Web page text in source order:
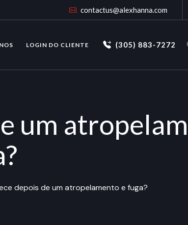
contactus@alexhanna.com
LOGIN DO CLIENTE (305) 883-7272
um
depois de um atropelamento e fuga?